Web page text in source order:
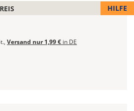
HILFE
Versand nur 1,99 € in DE